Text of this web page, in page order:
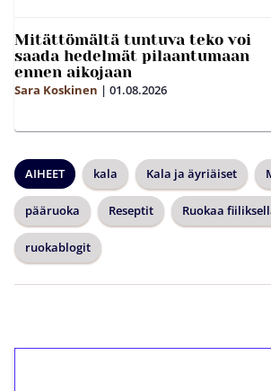
Mitättömältä tuntuva teko voi
saada hedelmät pilaantumaan
ennen aikojaan
Sara Koskinen | 01.08.2026
AIHEET kala Kala ja äyriäiset
pääruoka Reseptit Ruokaa
ruokablogit